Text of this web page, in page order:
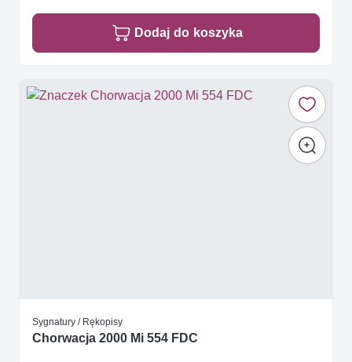
Dodaj do koszyka
Sygnatury / Rękopisy
Chorwacja 2000 Mi 554 FDC